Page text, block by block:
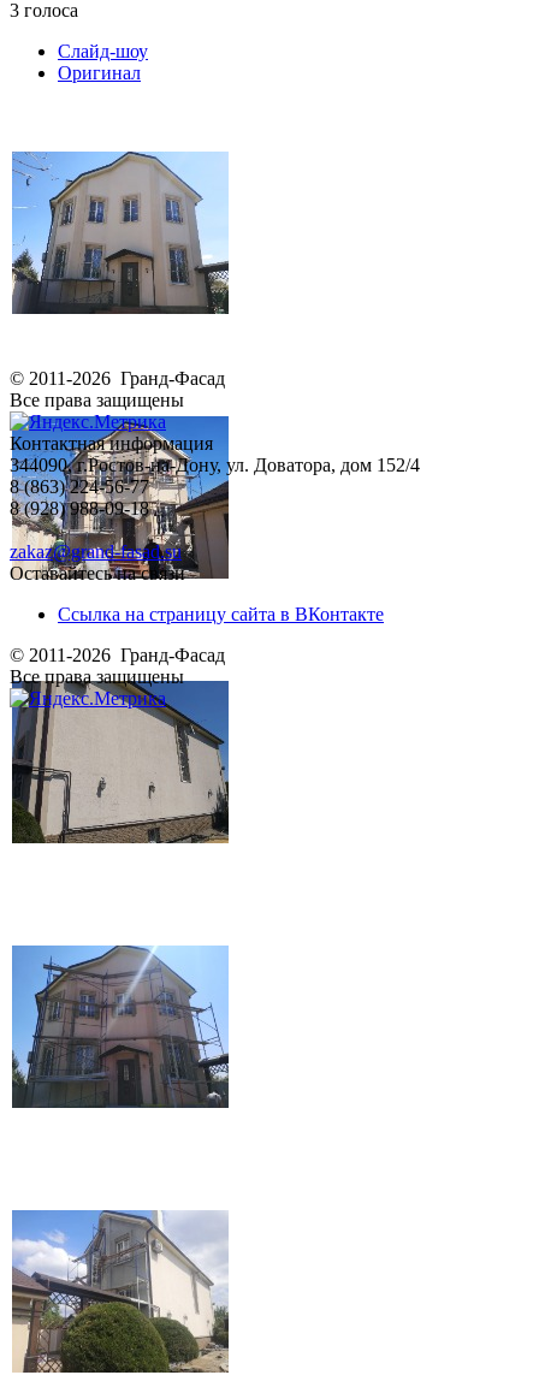
3 голоса
Слайд-шоу
Оригинал
© 2011-2026 Гранд-Фасад
Все права защищены
Контактная информация
344090, г.Ростов-на-Дону, ул. Доватора, дом 152/4
8 (863) 224-56-77
8 (928) 988-09-18
zakaz@grand-fasad.su
Оставайтесь на связи
Ссылка на страницу сайта в ВКонтакте
© 2011-2026 Гранд-Фасад
Все права защищены